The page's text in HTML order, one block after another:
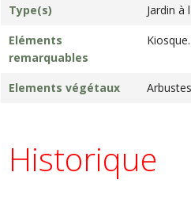
Type(s)
Jardin à
Eléments
remarquables
Kiosque.
Elements végétaux
Historique